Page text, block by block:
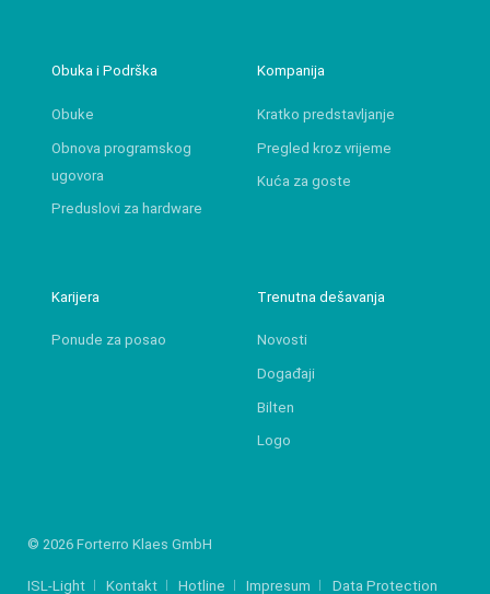
Obuka i Podrška
Obuke
Obnova programskog
ugovora
Preduslovi za hardware
Kompanija
Kratko predstavljanje
Pregled kroz vrijeme
Kuća za goste
Karijera
Ponude za posao
Trenutna dešavanja
Novosti
Događaji
Bilten
Logo
© 2026 Forterro Klaes GmbH
ISL-Light Kontakt Hotline Impresum Data Protection